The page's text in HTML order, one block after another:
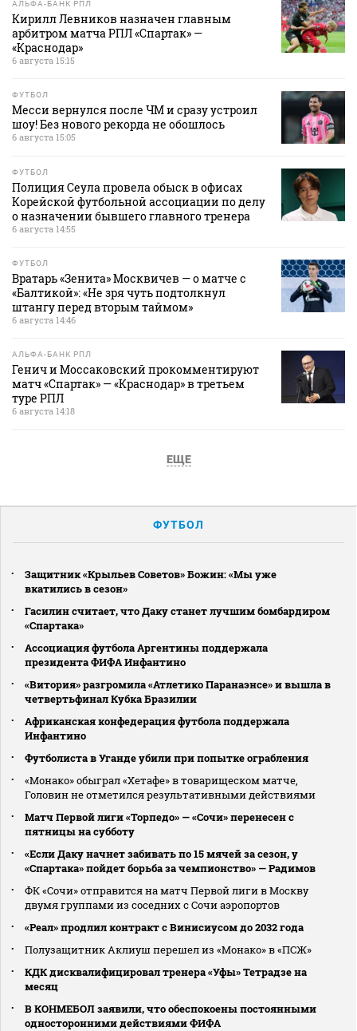
АЛЬФА-БАНК РПЛ
Кирилл Левников назначен главным
арбитром матча РПЛ «Спартак» —
«Краснодар»
6 августа 15:15
ФУТБОЛ
Месси вернулся после ЧМ и сразу устроил
шоу! Без нового рекорда не обошлось
6 августа 15:05
ФУТБОЛ
Полиция Сеула провела обыск в офисах
Корейской футбольной ассоциации по делу
о назначении бывшего главного тренера
6 августа 14:55
ФУТБОЛ
Вратарь «Зенита» Москвичев — о матче с
«Балтикой»: «Не зря чуть подтолкнул
штангу перед вторым таймом»
6 августа 14:46
АЛЬФА-БАНК РПЛ
Генич и Моссаковский прокомментируют
матч «Спартак» — «Краснодар» в третьем
туре РПЛ
6 августа 14:18
ЕЩЕ
ФУТБОЛ
Защитник «Крыльев Советов» Божин: «Мы уже
вкатились в сезон»
Гасилин считает, что Даку станет лучшим бомбардиром
«Спартака»
Ассоциация футбола Аргентины поддержала
президента ФИФА Инфантино
«Витория» разгромила «Атлетико Паранаэнсе» и вышла в
четвертьфинал Кубка Бразилии
Африканская конфедерация футбола поддержала
Инфантино
Футболиста в Уганде убили при попытке ограбления
«Монако» обыграл «Хетафе» в товарищеском матче,
Головин не отметился результативными действиями
Матч Первой лиги «Торпедо» — «Сочи» перенесен с
пятницы на субботу
«Если Даку начнет забивать по 15 мячей за сезон, у
«Спартака» пойдет борьба за чемпионство» — Радимов
ФК «Сочи» отправится на матч Первой лиги в Москву
двумя группами из соседних с Сочи аэропортов
«Реал» продлил контракт с Винисиусом до 2032 года
Полузащитник Аклиуш перешел из «Монако» в «ПСЖ»
КДК дисквалифицировал тренера «Уфы» Тетрадзе на
месяц
В КОНМЕБОЛ заявили, что обеспокоены постоянными
односторонними действиями ФИФА